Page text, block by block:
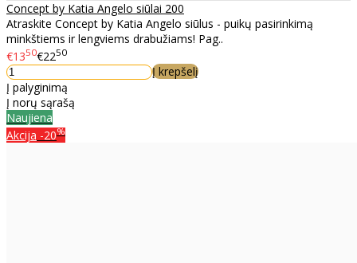
Concept by Katia Angelo siūlai 200
Atraskite Concept by Katia Angelo siūlus - puikų pasirinkimą
minkštiems ir lengviems drabužiams! Pag..
€1350€2250
Į krepšelį
Į palyginimą
Į norų sąrašą
Naujiena
Akcija -20%